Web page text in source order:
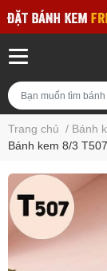
Trang chủ / Bánh
Bánh kem 8/3